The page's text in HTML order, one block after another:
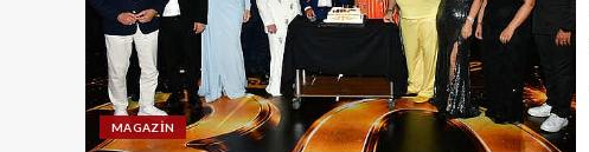
MAGAZIN